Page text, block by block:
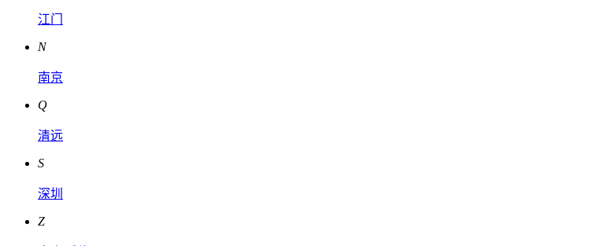
江门
N
南京
Q
清远
S
深圳
Z